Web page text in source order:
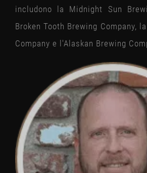
includono la Midnight Sun
Broken Tooth Brewing Company,
Company e l'Alaskan Brewing